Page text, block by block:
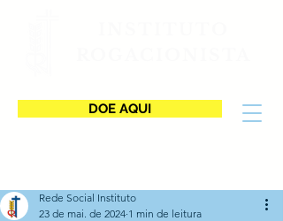
DOE AQUI
Rede Social Instituto
23 de mai. de 2024 1 min de leitura